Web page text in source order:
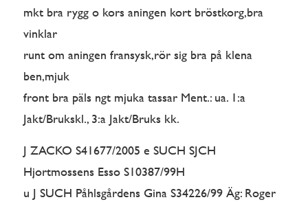
mkt bra rygg o kors aningen kort bröstkorg,bra
vinklar
runt om aningen fransysk,rör sig bra på klena
ben,mjuk
front bra päls ngt mjuka tassar Ment.: ua. 1:a
Jakt/Brukskl., 3:a Jakt/Bruks kk.
J ZACKO S41677/2005 e SUCH SJCH
Hjortmossens Esso S10387/99H
u J SUCH Påhlsgårdens Gina S34226/99 Äg: Roger